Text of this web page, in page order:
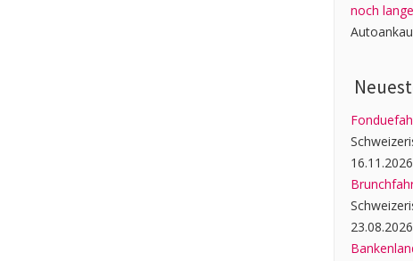
noch
16.11.2026
23.08.2026